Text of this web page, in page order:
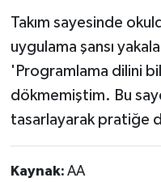
Takım sayesinde
uygulama şansı
'Programlama dilini
dökmemiştim. Bu
tasarlayarak pratiğe
Kaynak: AA